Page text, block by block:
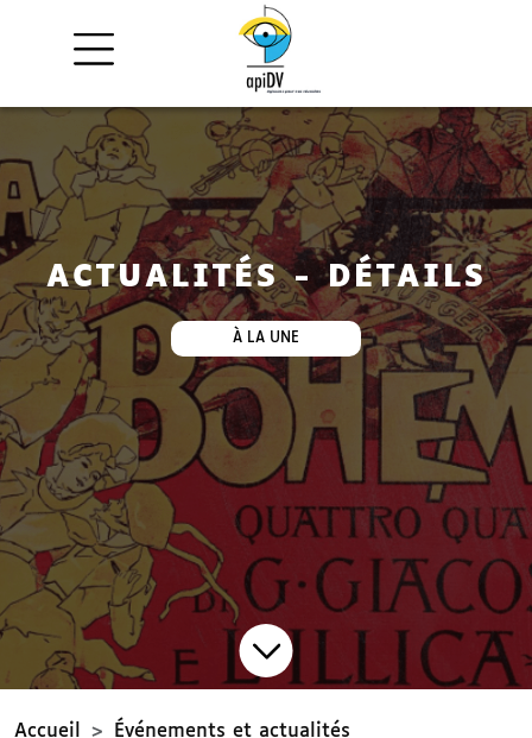
ACTUALITÉS - DÉTAILS
À LA UNE
Accueil
Événements et actualités